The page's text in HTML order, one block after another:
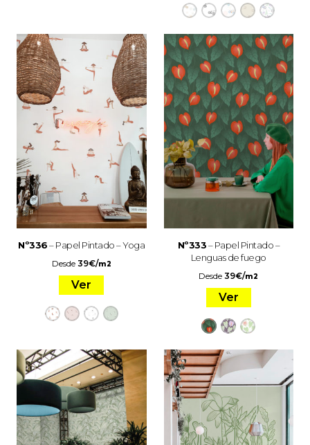
Nº336– Papel Pintado – Yoga
Desde 39€/m2
Ver
Nº333– Papel Pintado –
Lenguas de fuego
Desde39€/m2
Ver